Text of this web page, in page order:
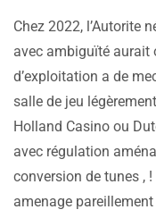
Chez 2022, l’Autorite
avec ambiguïté aurait
d’exploitation a de
salle de jeu
Holland Casino ou
avec régulation
conversion de tunes ,
amenage